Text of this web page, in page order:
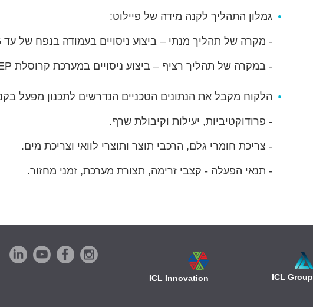
גמלון התהליך לקנה מידה של פיילוט:
- מקרה של תהליך מנתי – ביצוע ניסויים בעמודה בנפח של עד 35 ליטרים.
- במקרה של תהליך רציף – ביצוע ניסויים במערכת קרוסלת IXSEP המורכבת מעד 24 עמודות.
הלקוח מקבל את הנתונים הטכניים הנדרשים לתכנון מפעל
- פרודוקטיביות, יעילות וקיבולת שרף.
- צריכת חומרי גלם, הרכבי תוצר ותוצרי לוואי וצריכת מים.
- תנאי הפעלה - קצבי זרימה, תצורת מערכת, זמני מחזור.
ICL Group
ICL Innovation